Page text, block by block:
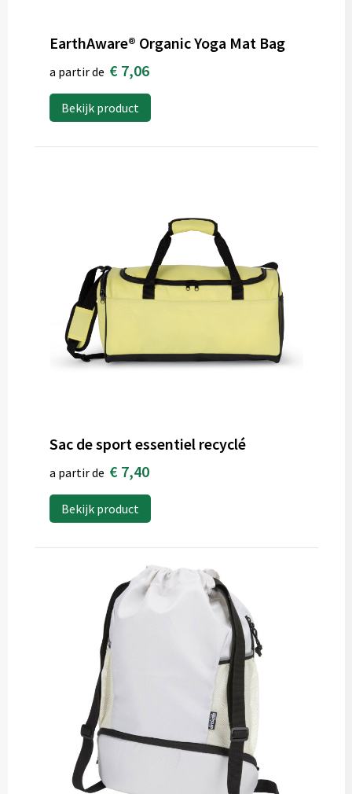
EarthAware® Organic Yoga Mat Bag
a partir de € 7,06
Bekijk product
Sac de sport essentiel recyclé
a partir de € 7,40
Bekijk product